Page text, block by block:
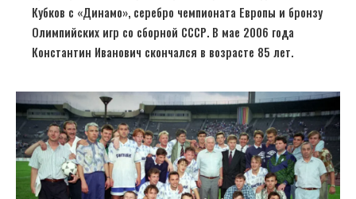
Кубков с «Динамо», серебро чемпионата Европы и бронзу
Олимпийских игр со сборной СССР. В мае 2006 года
Константин Иванович скончался в возрасте 85 лет.